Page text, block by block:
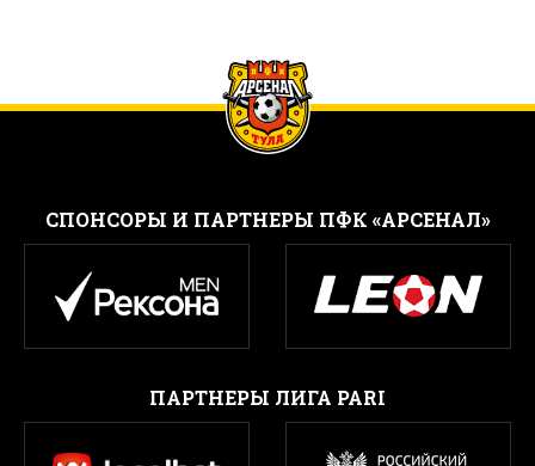
CПОНСОРЫ И ПАРТНЕРЫ ПФК «АРСЕНАЛ»
ПАРТНЕРЫ ЛИГА PARI